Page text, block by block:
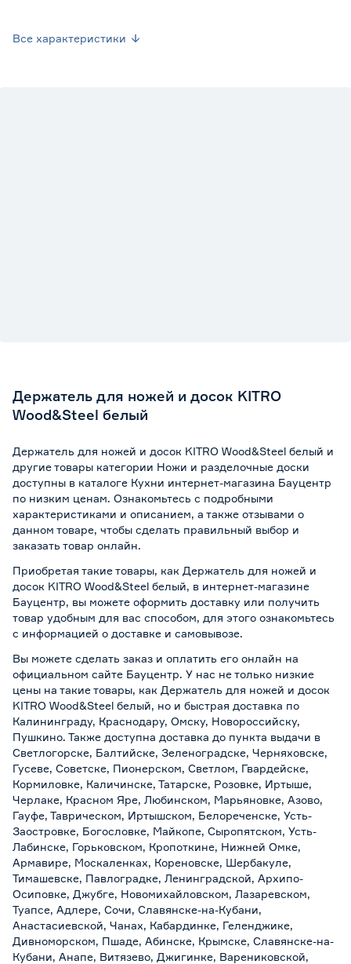
Все характеристики
Держатель для ножей и досок KITRO
Wood&Steel белый
Держатель для ножей и досок KITRO Wood&Steel белый и
другие товары категории Ножи и разделочные доски
доступны в каталоге Кухни интернет-магазина Бауцентр
по низким ценам. Ознакомьтесь с подробными
характеристиками и описанием, а также отзывами о
данном товаре, чтобы сделать правильный выбор и
заказать товар онлайн.
Приобретая такие товары, как Держатель для ножей и
досок KITRO Wood&Steel белый, в интернет-магазине
Бауцентр, вы можете оформить доставку или получить
товар удобным для вас способом, для этого ознакомьтесь
с информацией о доставке и самовывозе.
Вы можете сделать заказ и оплатить его онлайн на
официальном сайте Бауцентр. У нас не только низкие
цены на такие товары, как Держатель для ножей и досок
KITRO Wood&Steel белый, но и быстрая доставка по
Калининграду, Краснодару, Омску, Новороссийску,
Пушкино. Также доступна доставка до пункта выдачи в
Светлогорске, Балтийске, Зеленоградске, Черняховске,
Гусеве, Советске, Пионерском, Светлом, Гвардейске,
Кормиловке, Каличинске, Татарске, Розовке, Иртыше,
Черлаке, Красном Яре, Любинском, Марьяновке, Азово,
Гауфе, Таврическом, Иртышском, Белореченске, Усть-
Заостровке, Богословке, Майкопе, Сыропятском, Усть-
Лабинске, Горьковском, Кропоткине, Нижней Омке,
Армавире, Москаленках, Кореновске, Шербакуле,
Тимашевске, Павлоградке, Ленинградской, Архипо-
Осиповке, Джубге, Новомихайловском, Лазаревском,
Туапсе, Адлере, Сочи, Славянске-на-Кубани,
Анастасиевской, Чанах, Кабардинке, Геленджике,
Дивноморском, Пшаде, Абинске, Крымске, Славянске-на-
Кубани, Анапе, Витязево, Джигинке, Варениковской,